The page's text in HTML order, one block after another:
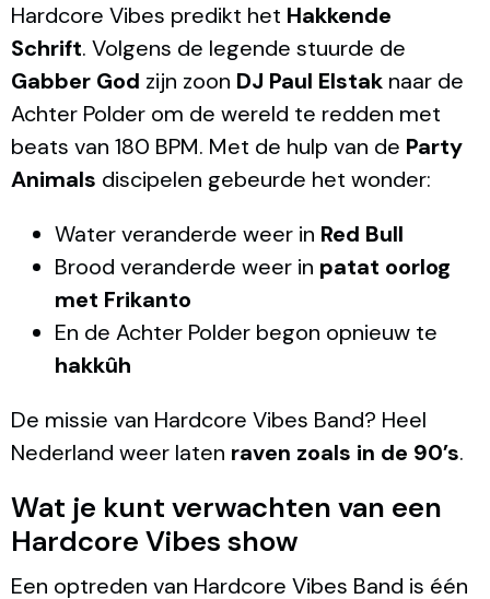
Hardcore Vibes predikt het Hakkende
Schrift. Volgens de legende stuurde de
Gabber God zijn zoon DJ Paul Elstak naar de
Achter Polder om de wereld te redden met
beats van 180 BPM. Met de hulp van de Party
Animals discipelen gebeurde het wonder:
Water veranderde weer in Red Bull
Brood veranderde weer in patat oorlog
met Frikanto
En de Achter Polder begon opnieuw te
hakkûh
De missie van Hardcore Vibes Band? Heel
Nederland weer laten raven zoals in de 90’s.
Wat je kunt verwachten van een
Hardcore Vibes show
Een optreden van Hardcore Vibes Band is één